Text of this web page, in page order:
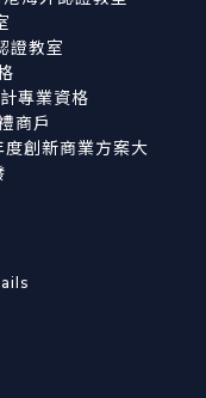
證教室
專業資格
商戶
創新商業方案大